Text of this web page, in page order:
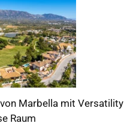
Marbella mit Versatility
Raum